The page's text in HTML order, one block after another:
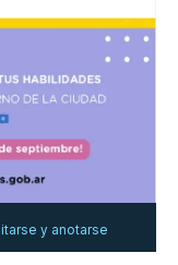
y anotarse